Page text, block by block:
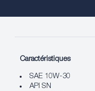
Caractéristiques
SAE 10W-30
API SN